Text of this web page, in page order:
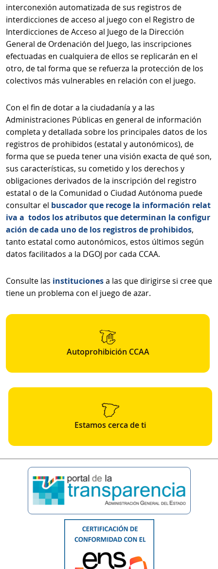
interconexión automatizada de sus registros de
interdicciones de acceso al juego con el Registro de
Interdicciones de Acceso al Juego de la Dirección
General de Ordenación del Juego, las inscripciones
efectuadas en cualquiera de ellos se replicarán en el
otro, de tal forma que se refuerza la protección de los
colectivos más vulnerables en relación con el juego.
Con el fin de dotar a la ciudadanía y a las
Administraciones Públicas en general de información
completa y detallada sobre los principales datos de los
registros de prohibidos (estatal y autonómicos), de
forma que se pueda tener una visión exacta de qué son,
sus características, su cometido y los derechos y
obligaciones derivados de la inscripción del registro
estatal o de la Comunidad o Ciudad Autónoma puede
consultar el buscador que recoge la información relat
iva a todos los atributos que determinan la configur
ación de cada uno de los registros de prohibidos,
tanto estatal como autonómicos, estos últimos según
datos facilitados a la DGOJ por cada CCAA.
Consulte las institucionesa las que dirigirse si cree que
tiene un problema con el juego de azar.
Autoprohibición CCAA
Estamos cerca de ti